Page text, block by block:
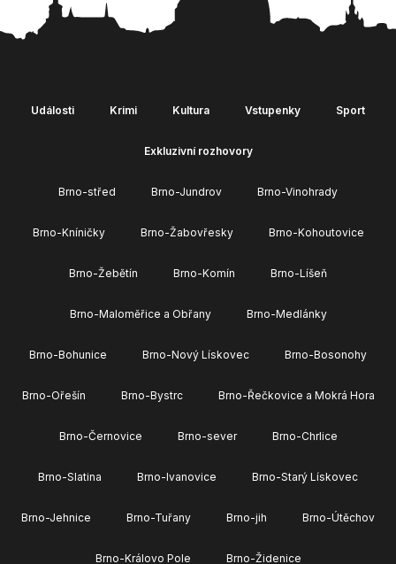
Události Krimi Kultura Vstupenky Sport
Exkluzivní rozhovory
Brno-střed Brno-Jundrov Brno-Vinohrady
Brno-Kníničky Brno-Žabovřesky Brno-Kohoutovice
Brno-Žebětín Brno-Komín Brno-Líšeň
Brno-Maloměřice a Obřany Brno-Medlánky
Brno-Bohunice Brno-Nový Lískovec Brno-Bosonohy
Brno-Ořešín Brno-Bystrc Brno-Řečkovice a Mokrá Hora
Brno-Černovice Brno-sever Brno-Chrlice
Brno-Slatina Brno-Ivanovice Brno-Starý Lískovec
Brno-Jehnice Brno-Tuřany Brno-jih Brno-Útěchov
Brno-Královo Pole Brno-Židenice